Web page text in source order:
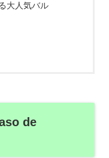
大人気バル
de